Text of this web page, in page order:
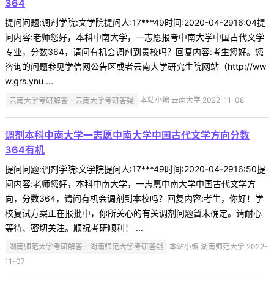
364
提问问题:调剂学院:文学院提问人:17***49时间:2020-04-2916:04提
问内容:老师您好，本科中南大学，一志愿报考中南大学中国古代文学
专业，分数364，请问有机会调剂到贵校吗？回复内容:考生您好。您
咨询的问题参见学信网公告区或者云南大学研究生院网站（http://ww
w.grs.ynu ...
云南大学考研解答 - 云南大学考研答疑 本站小编 云南大学 2022-11-08
调剂本科中南大学一志愿中南大学中国古代文学方向分数
364有机
提问问题:调剂学院:文学院提问人:17***49时间:2020-04-2916:50提
问内容:老师您好，本科中南大学，一志愿中南大学中国古代文学方
向，分数364，请问有机会调剂到本校吗？回复内容:考生，你好！学
校复试方案正在报批中，你所关心的有关调剂问题暂未确定。请耐心
等待、密切关注。顺祝考研顺利！ ...
湖南师范大学考研解答 - 湖南师范大学考研答疑
本站小编 湖南师范大学 2022-
11-07